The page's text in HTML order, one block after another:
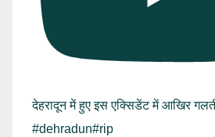
देहरादून में हुए इस एक्सिडेंट में आखिर
#dehradun#rip